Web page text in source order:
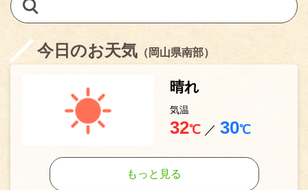
今日のお天気 （岡山県南部）
晴れ
気温
32℃ ／ 30℃
もっと見る